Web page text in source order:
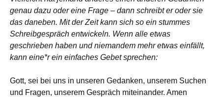
genau dazu oder eine Frage – dann schreibt er oder sie
das daneben. Mit der Zeit kann sich so ein stummes
Schreibgespräch entwickeln. Wenn alle etwas
geschrieben haben und niemandem mehr etwas einfällt,
kann eine*r ein einfaches Gebet sprechen:
Gott, sei bei uns in unseren Gedanken, unserem Suchen
und Fragen, unserem Gespräch miteinander. Amen